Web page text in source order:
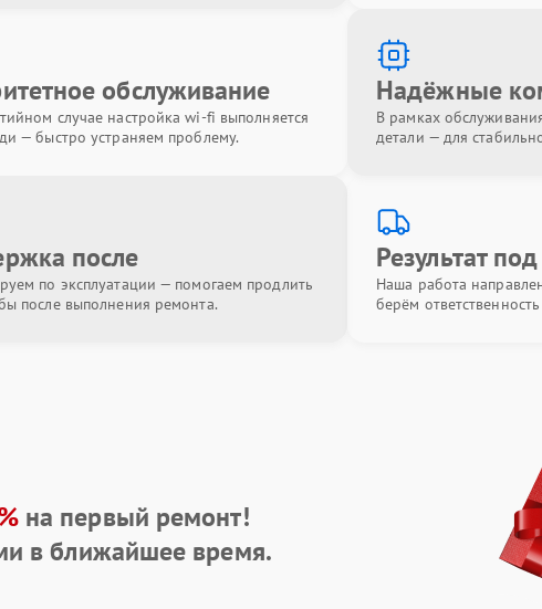
обслуживание
случае настройка wi-fi выполняется
— быстро устраняем проблему.
Надёжные
В рамках
детали — для
после
по эксплуатации — помогаем продлить
после выполнения ремонта.
Результат
Наша работа
берём ответственность
на первый ремонт!
в ближайшее время.